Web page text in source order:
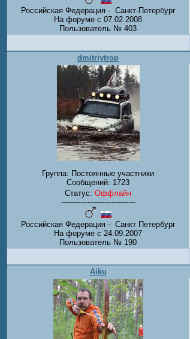
Российская Федерация - Санкт-Петербург
На форуме с 07.02.2008
Пользователь № 403
dmitriytrop
Группа: Постоянные участники
Сообщений: 1723
Статус: Оффлайн
-------------------------------
Российская Федерация - Санкт Петербург
На форуме с 24.09.2007
Пользователь № 190
Aiku